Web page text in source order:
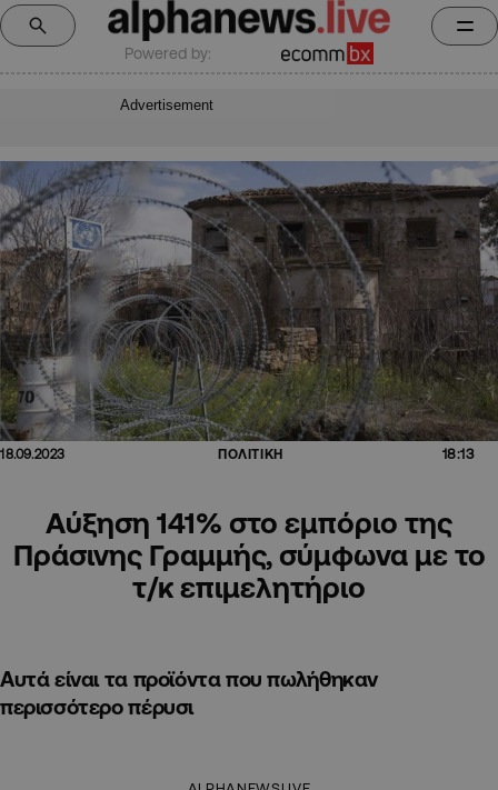
Powered by:
Advertisement
18.09.2023 ΠΟΛΙΤΙΚΗ 18:13
Αύξηση 141% στο εμπόριο της
Πράσινης Γραμμής, σύμφωνα με το
τ/κ επιμελητήριο
Αυτά είναι τα προϊόντα που πωλήθηκαν
περισσότερο πέρυσι